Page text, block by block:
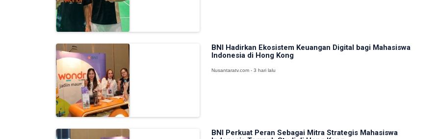
BNI Hadirkan Ekosistem Keuangan Digital bagi Mahasiswa
Indonesia di Hong Kong
Nusantaratv.com - 3 hari lalu
BNI Perkuat Peran Sebagai Mitra Strategis Mahasiswa